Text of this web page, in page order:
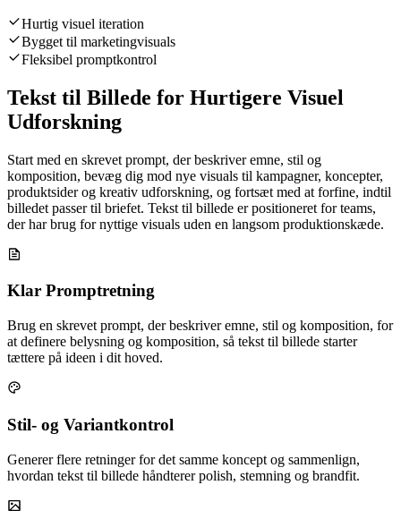
Hurtig visuel iteration
Bygget til marketingvisuals
Fleksibel promptkontrol
Tekst til Billede for Hurtigere Visuel
Udforskning
Start med en skrevet prompt, der beskriver emne, stil og
komposition, bevæg dig mod nye visuals til kampagner, koncepter,
produktsider og kreativ udforskning, og fortsæt med at forfine, indtil
billedet passer til briefet. Tekst til billede er positioneret for teams,
der har brug for nyttige visuals uden en langsom produktionskæde.
Klar Promptretning
Brug en skrevet prompt, der beskriver emne, stil og komposition, for
at definere belysning og komposition, så tekst til billede starter
tættere på ideen i dit hoved.
Stil- og Variantkontrol
Generer flere retninger for det samme koncept og sammenlign,
hvordan tekst til billede håndterer polish, stemning og brandfit.